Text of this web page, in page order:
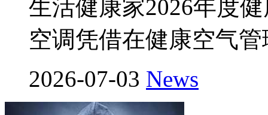
生活健康家2026年度
空调凭借在健康空气管
2026-07-03 News